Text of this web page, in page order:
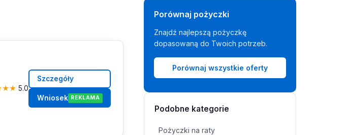
★★ 5.0
Szczegóły
Wniosek REKLAMA
Porównaj pożyczki
Znajdź najlepszą pożyczkę
dopasowaną do Twoich potrzeb.
Porównaj wszystkie oferty
Podobne kategorie
Pożyczki na raty